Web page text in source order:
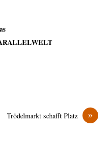
»
Trödelmarkt schafft Platz